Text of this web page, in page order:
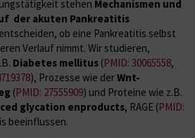
stehen Mechanismen und
der akuten Pankreatitis
ob eine Pankreatitis selbst
Verlauf nimmt. Wir studieren,
Diabetes mellitus (PMID: 30065558,
), Prozesse wie derWnt-
(PMID: 27555909) und Proteine wie z.B.
glycation enproducts, RAGE (PMID:
beeinflussen.